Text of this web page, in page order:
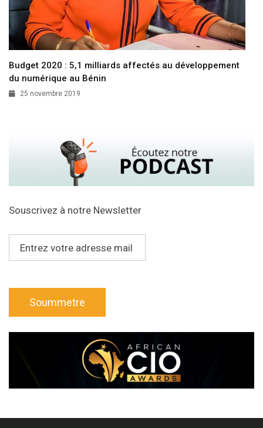
Budget 2020 : 5,1 milliards affectés au développement
du numérique au Bénin
25 novembre 2019
Souscrivez à notre Newsletter